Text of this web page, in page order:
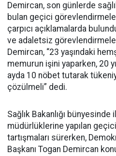
Demircan, son günlerde
bulan geçici
çarpıcı açıklamalarda
ve adaletsiz
Demircan, “23 yaşındaki
memurun işini yaparken, 20
ayda 10 nöbet tutarak
çözülmeli” dedi.
Sağlık Bakanlığı bünyesinde
müdürlüklerine yapılan
tartışmaları sürerken,
Başkanı Togan Demircan